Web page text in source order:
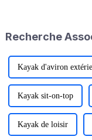
nombreux jeunes
Recherche
Kayak d'aviron
Kayak sit-on-top
Kayak de loisir